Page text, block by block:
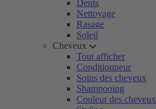
Dents
Nettoyage
Rasage
Soleil
Cheveux
Tout afficher
Conditionneur
Soins des cheveux
Shampooing
Couleur des cheveux